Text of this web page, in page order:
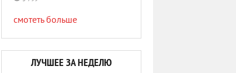
смотеть больше
ЛУЧШЕЕ ЗА НЕДЕЛЮ